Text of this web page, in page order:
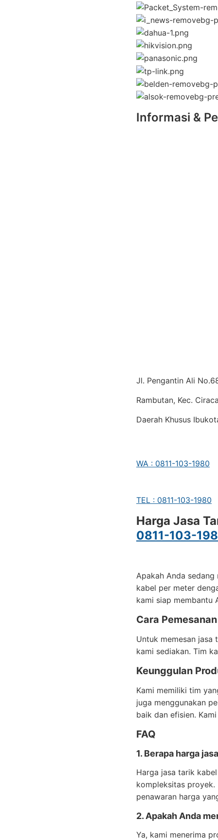
Informasi &
Jl. Pengantin Ali
Rambutan, Kec.
Daerah Khusus
WA : 0811-103-1980
TEL : 0811-103-1980
Harga Jasa
0811-103-
Apakah Anda
kabel per meter
kami siap membantu
Cara Pemesanan
Untuk memesan jasa
kami sediakan. Tim
Keunggulan
Kami memiliki tim
juga menggunakan
baik dan efisien.
FAQ
1. Berapa harga
Harga jasa tarik
kompleksitas proyek.
penawaran harga
2. Apakah Anda
Ya, kami menerima